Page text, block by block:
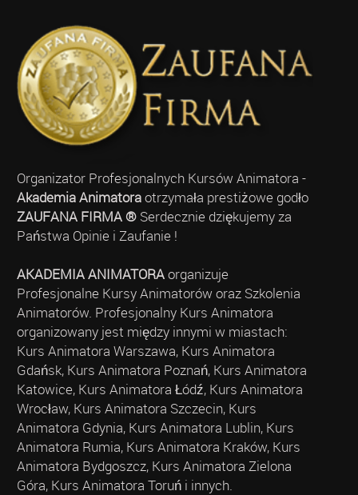
Organizator Profesjonalnych Kursów Animatora -
Akademia Animatoraotrzymała prestiżowe godło
ZAUFANA FIRMA ®Serdecznie dziękujemy za
Państwa Opinie i Zaufanie !
AKADEMIA ANIMATORAorganizuje
Profesjonalne Kursy Animatorów oraz Szkolenia
Animatorów. Profesjonalny Kurs Animatora
organizowany jest między innymi w miastach:
Kurs Animatora Warszawa, Kurs Animatora
Gdańsk, Kurs Animatora Poznań, Kurs Animatora
Katowice, Kurs Animatora Łódź, Kurs Animatora
Wrocław, Kurs Animatora Szczecin, Kurs
Animatora Gdynia, Kurs Animatora Lublin, Kurs
Animatora Rumia, Kurs Animatora Kraków, Kurs
Animatora Bydgoszcz, Kurs Animatora Zielona
Góra, Kurs Animatora Toruń i innych.